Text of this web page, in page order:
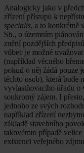
Analogicky jako v
zřízení přístupu k
specialis, a to konkrétně
Sb., o územním
znění pozdějších
vůbec je možné
(například věcného
pokud o něj žádá pouze
těchto osob), která bude
vyvlastňovacího úřadu o
soukromý zájem. I
jednoho ze svých
například zřízení
základě stavebního
takovémto případě
existenci veřejného